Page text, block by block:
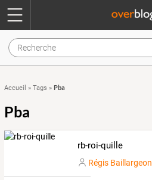
Accueil » Tags » Pba
Pba
rb-roi-quille
Régis Baillargeon